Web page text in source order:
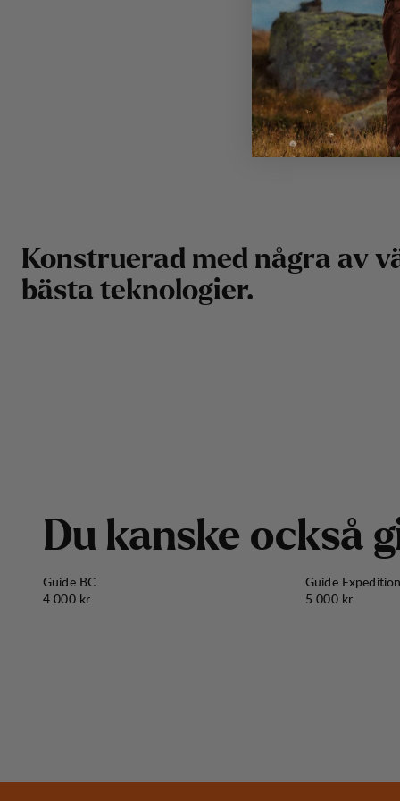
Konstruerad med några av v
bästa teknologier.
Du kanske också g
Guide BC
Pris:
4 000 kr
Guide
Pris:
5 000 kr